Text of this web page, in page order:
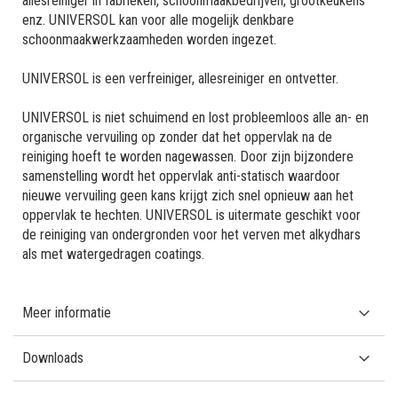
enz. UNIVERSOL kan voor alle mogelijk denkbare
schoonmaakwerkzaamheden worden ingezet.
UNIVERSOL is een verfreiniger, allesreiniger en ontvetter.
UNIVERSOL is niet schuimend en lost probleemloos alle an- en
organische vervuiling op zonder dat het oppervlak na de
reiniging hoeft te worden nagewassen. Door zijn bijzondere
samenstelling wordt het oppervlak anti-statisch waardoor
nieuwe vervuiling geen kans krijgt zich snel opnieuw aan het
oppervlak te hechten. UNIVERSOL is uitermate geschikt voor
de reiniging van ondergronden voor het verven met alkydhars
als met watergedragen coatings.
Meer informatie
Downloads